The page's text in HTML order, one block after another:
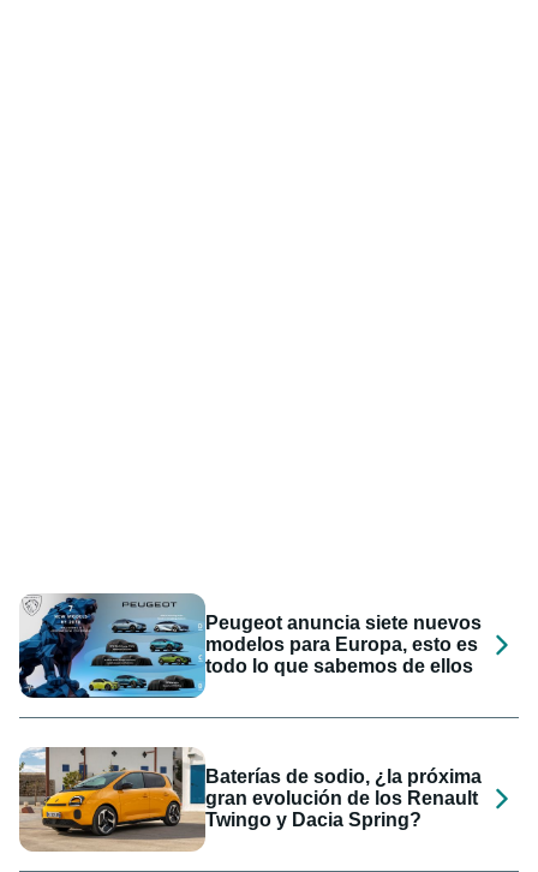
Peugeot anuncia siete nuevos
modelos para Europa, esto es
todo lo que sabemos de ellos
Baterías de sodio, ¿la próxima
gran evolución de los Renault
Twingo y Dacia Spring?